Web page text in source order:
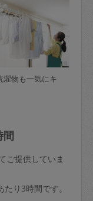
濯物も一気にキ
間
ご提供していま
り3時間です。